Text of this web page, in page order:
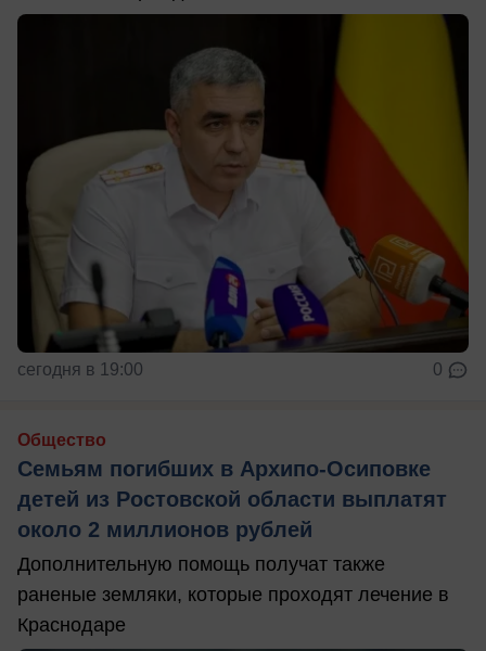
сегодня в 19:00 0
Общество
Семьям погибших в Архипо-Осиповке
детей из Ростовской области выплатят
около 2 миллионов рублей
Дополнительную помощь получат также
раненые земляки, которые проходят лечение в
Краснодаре